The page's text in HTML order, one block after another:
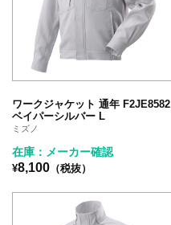
ワークジャケット 通年 F2JE8582
ベイパーシルバー L
ミズノ
在庫：メーカー確認
¥8,100 （税抜）